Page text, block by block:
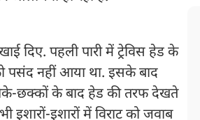
दिए. पहली पारी में ट्रेविस हेड के
पसंद नहीं आया था. इसके बाद
छक्कों के बाद हेड की तरफ देखते
इशारों में विराट को जवाब